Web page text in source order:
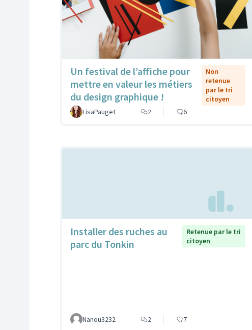
Un festival de l’affiche pour
mettre en valeur les métiers
du design graphique !
Non
retenue
par le tri
citoyen
LisaPauget
2 6
Installer des ruches au
parc du Tonkin
Retenue par le tri
citoyen
Nanou3232 2 7